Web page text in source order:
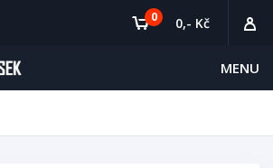
MENU
0 0,- Kč